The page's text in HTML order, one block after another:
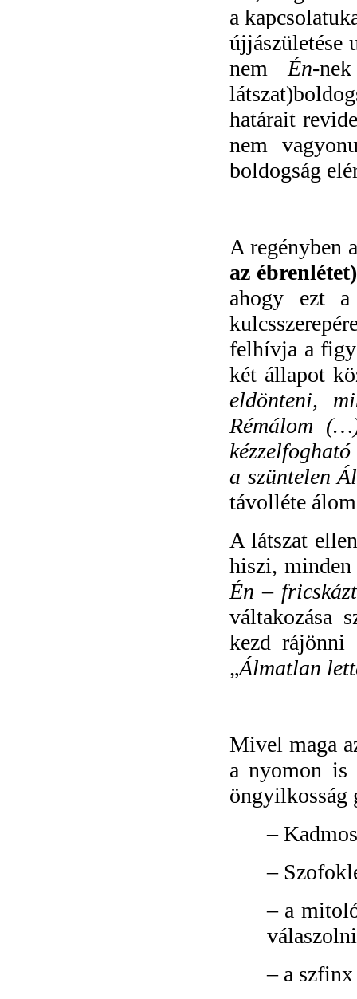
a
újjászületése
nemÉn-
határait
nem
boldogság
A regényben
az
ahogy ezt
felhívja a
két állapot
eldönteni,
Rémálom
a szüntelen
távolléte
A látszat
hiszi, minden
Én –
váltakozása
kezd rájönni
„Álmatlan
Mivel maga
a nyomon is
öngyilkosság
–
–
– a
– a